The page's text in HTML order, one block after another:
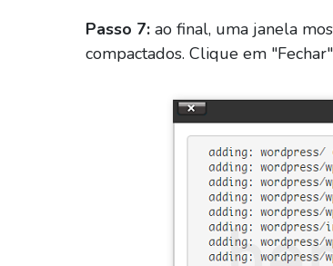
Passo 7: ao final, uma janela
compactados. Clique em